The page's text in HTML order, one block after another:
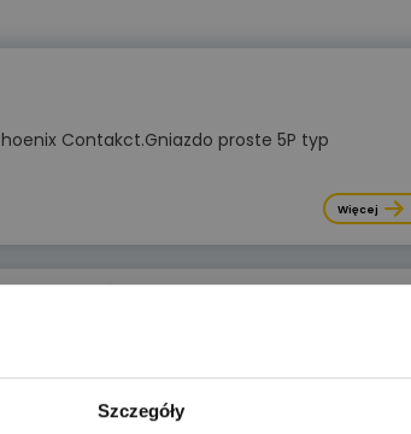
Szczegóły
Contakct.Gniazdo proste 5P typ
Więcej
Industrial Ethernet Week